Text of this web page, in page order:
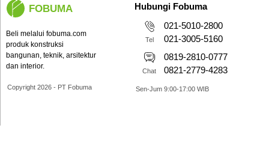
FOBUMA
Beli melalui fobuma.com
produk konstruksi
bangunan, teknik, arsitektur
dan interior.
Copyright 2026 - PT Fobuma
Hubungi Fobuma
Tel
021-5010-2800
021-3005-5160
Chat
0819-2810-0777
0821-2779-4283
Sen-Jum 9:00-17:00 WIB